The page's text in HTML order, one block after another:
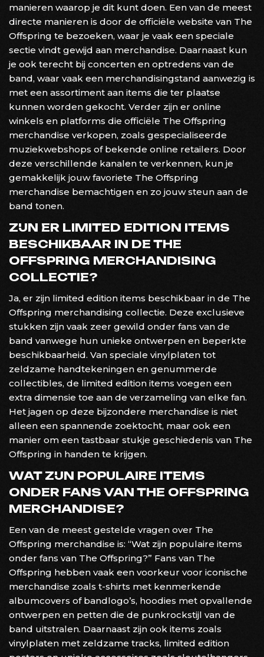
manieren waarop je dit kunt doen. Een van de meest
directe manieren is door de officiële website van The
Offspring te bezoeken, waar je vaak een speciale
sectie vindt gewijd aan merchandise. Daarnaast kun
je ook terecht bij concerten en optredens van de
band, waar vaak een merchandisingstand aanwezig is
met een assortiment aan items die ter plaatse
kunnen worden gekocht. Verder zijn er online
winkels en platforms die officiële The Offspring
merchandise verkopen, zoals gespecialiseerde
muziekwebshops of bekende online retailers. Door
deze verschillende kanalen te verkennen, kun je
gemakkelijk jouw favoriete The Offspring
merchandise bemachtigen en zo jouw steun aan de
band tonen.
ZIJN ER LIMITED EDITION ITEMS
BESCHIKBAAR IN DE THE
OFFSPRING MERCHANDISING
COLLECTIE?
Ja, er zijn limited edition items beschikbaar in de The
Offspring merchandising collectie. Deze exclusieve
stukken zijn vaak zeer gewild onder fans van de
band vanwege hun unieke ontwerpen en beperkte
beschikbaarheid. Van speciale vinylplaten tot
zeldzame handtekeningen en genummerde
collectibles, de limited edition items voegen een
extra dimensie toe aan de verzameling van elke fan.
Het jagen op deze bijzondere merchandise is niet
alleen een spannende zoektocht, maar ook een
manier om een tastbaar stukje geschiedenis van The
Offspring in handen te krijgen.
WAT ZIJN POPULAIRE ITEMS
ONDER FANS VAN THE OFFSPRING
MERCHANDISE?
Een van de meest gestelde vragen over The
Offspring merchandise is: “Wat zijn populaire items
onder fans van The Offspring?” Fans van The
Offspring hebben vaak een voorkeur voor iconische
merchandise zoals t-shirts met kenmerkende
albumcovers of bandlogo’s, hoodies met opvallende
ontwerpen en petten die de punkrockstijl van de
band uitstralen. Daarnaast zijn ook items zoals
vinylplaten met zeldzame tracks, limited edition